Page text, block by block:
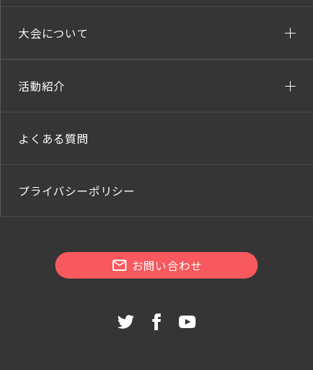
大会について
活動紹介
よくある質問
プライバシーポリシー
お問い合わせ